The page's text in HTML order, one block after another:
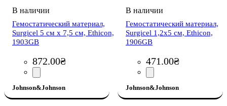
Гемостатический материал,
Surgicel 5 см х 7,5 см, Ethicon,
1903GB
872.00₴
Johnson&Johnson
Гемостатический материал,
Surgicel 1,2х5 см, Ethicon,
1906GB
471.00₴
Johnson&Johnson